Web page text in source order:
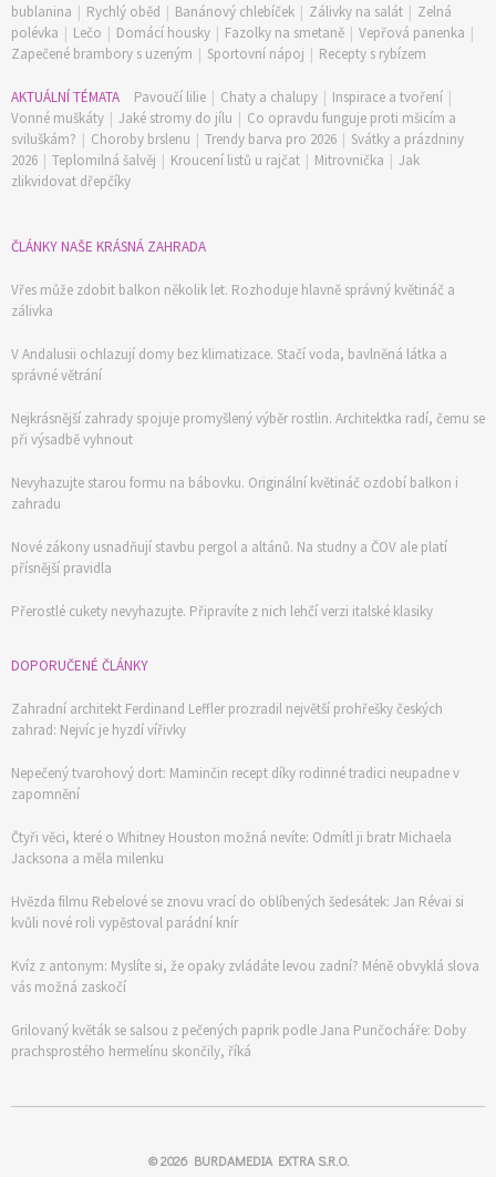
bublanina | Rychlý oběd | Banánový chlebíček | Zálivky na salát | Zelná
polévka | Lečo | Domácí housky | Fazolky na smetaně | Vepřová panenka |
Zapečené brambory s uzeným | Sportovní nápoj | Recepty s rybízem
AKTUÁLNÍ TÉMATA Pavoučí lilie | Chaty a chalupy | Inspirace a tvoření |
Vonné muškáty | Jaké stromy do jílu | Co opravdu funguje proti mšicím a
sviluškám? | Choroby brslenu | Trendy barva pro 2026 | Svátky a prázdniny
2026 | Teplomilná šalvěj | Kroucení listů u rajčat | Mitrovnička | Jak
zlikvidovat dřepčíky
ČLÁNKY NAŠE KRÁSNÁ ZAHRADA
Vřes může zdobit balkon několik let. Rozhoduje hlavně správný květináč a
zálivka
V Andalusii ochlazují domy bez klimatizace. Stačí voda, bavlněná látka a
správné větrání
Nejkrásnější zahrady spojuje promyšlený výběr rostlin. Architektka radí, čemu se
při výsadbě vyhnout
Nevyhazujte starou formu na bábovku. Originální květináč ozdobí balkon i
zahradu
Nové zákony usnadňují stavbu pergol a altánů. Na studny a ČOV ale platí
přísnější pravidla
Přerostlé cukety nevyhazujte. Připravíte z nich lehčí verzi italské klasiky
DOPORUČENÉ ČLÁNKY
Zahradní architekt Ferdinand Leffler prozradil největší prohřešky českých
zahrad: Nejvíc je hyzdí vířivky
Nepečený tvarohový dort: Maminčin recept díky rodinné tradici neupadne v
zapomnění
Čtyři věci, které o Whitney Houston možná nevíte: Odmítl ji bratr Michaela
Jacksona a měla milenku
Hvězda filmu Rebelové se znovu vrací do oblíbených šedesátek: Jan Révai si
kvůli nové roli vypěstoval parádní knír
Kvíz z antonym: Myslíte si, že opaky zvládáte levou zadní? Méně obvyklá slova
vás možná zaskočí
Grilovaný květák se salsou z pečených paprik podle Jana Punčocháře: Doby
prachsprostého hermelínu skončily, říká
© 2026 BURDAMEDIA EXTRA S.R.O.